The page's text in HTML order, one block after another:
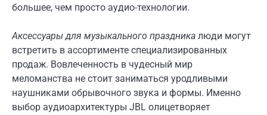
большее, чем просто аудио-технологии.
Аксессуары для музыкального праздника люди могут
встретить в ассортименте специализированных
продаж. Вовлеченность в чудесный мир
меломанства не стоит заниматься уродливыми
наушниками обрывочного звука и формы. Именно
выбор аудиоархитектуры JBL олицетворяет